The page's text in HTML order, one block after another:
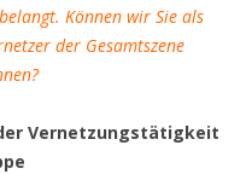
Können wir Sie als
der Gesamtszene
Vernetzungstätigkeit